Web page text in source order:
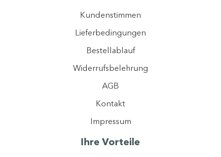
Mit der Registrierung erklären Sie sich einverstanden, dass wir ihre Daten
Ich stimme dem Newsletter-Tracking zu, um personalisierte Inhalte zu
Kundenstimmen
Lieferbedingungen
Bestellablauf
Widerrufsbelehrung
AGB
Kontakt
Impressum
Ihre Vorteile